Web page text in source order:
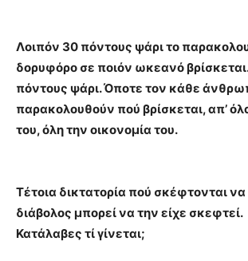
Λοιπόν 30 πόντους ψάρι το
δορυφόρο σε ποιόν ωκεανό
πόντους ψάρι. Όποτε τον κάθε
παρακολουθούν πού βρίσκεται, απ’
του, όλη την οικονομία του.
Τέτοια δικτατορία πού σκέφτονται
διάβολος μπορεί να την είχε σκεφτεί.
Κατάλαβες τί γίνεται;